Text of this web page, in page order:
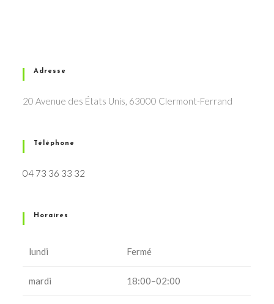
Adresse
20 Avenue des États Unis, 63000 Clermont-Ferrand
Téléphone
04 73 36 33 32
Horaires
lundi Fermé
mardi 18:00–02:00